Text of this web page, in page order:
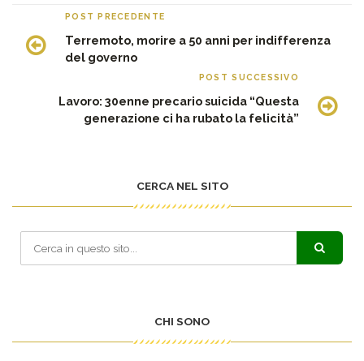
POST PRECEDENTE
Terremoto, morire a 50 anni per indifferenza
del governo
POST SUCCESSIVO
Lavoro: 30enne precario suicida “Questa
generazione ci ha rubato la felicità”
CERCA NEL SITO
CHI SONO